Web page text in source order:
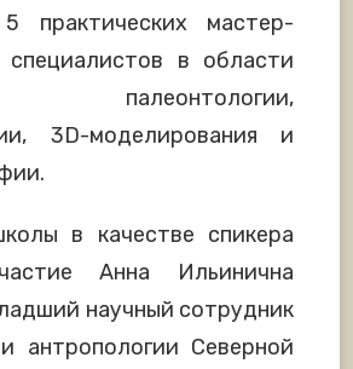
практических мастер-
специалистов в области
палеонтологии,
3D-моделирования и
в качестве спикера
Анна Ильинична
научный сотрудник
антропологии Северной